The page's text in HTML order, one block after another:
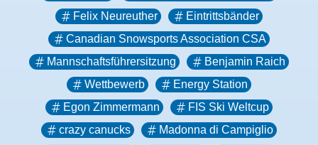
Felix Neureuther
Eintrittsbänder
Canadian Snowsports Association CSA
Mannschaftsführersitzung
Benjamin Raich
Wettbewerb
Energy Station
Egon Zimmermann
FIS Ski Weltcup
crazy canucks
Madonna di Campiglio